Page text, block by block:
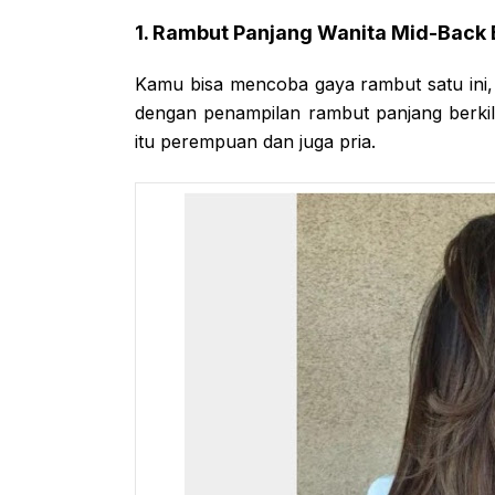
1. Rambut Panjang Wanita Mid-
Kamu bisa mencoba gaya rambut satu
dengan penampilan rambut panjang
itu perempuan dan juga pria.